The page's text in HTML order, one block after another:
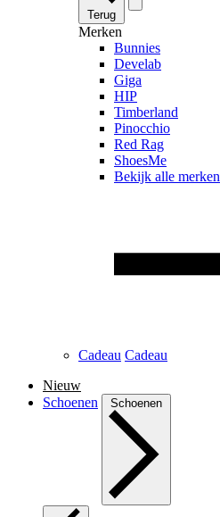
Terug
Merken
Bunnies
Develab
Giga
HIP
Timberland
Pinocchio
Red Rag
ShoesMe
Bekijk alle merken
Cadeau Cadeau
Nieuw
Schoenen
Schoenen